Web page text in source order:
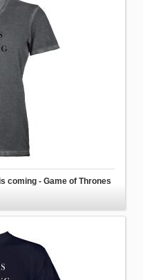
coming - Game of Thrones